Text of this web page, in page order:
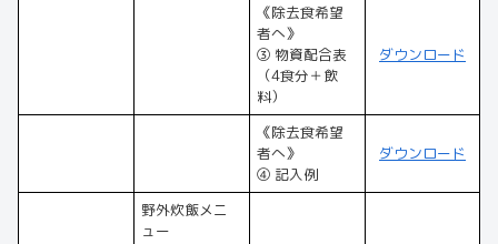
《除去食希望
者へ》
③ 物資配合表
（4食分＋飲
料）
ダウンロード
《除去食希望
者へ》
④ 記入例
ダウンロード
野外炊飯メニ
ュー